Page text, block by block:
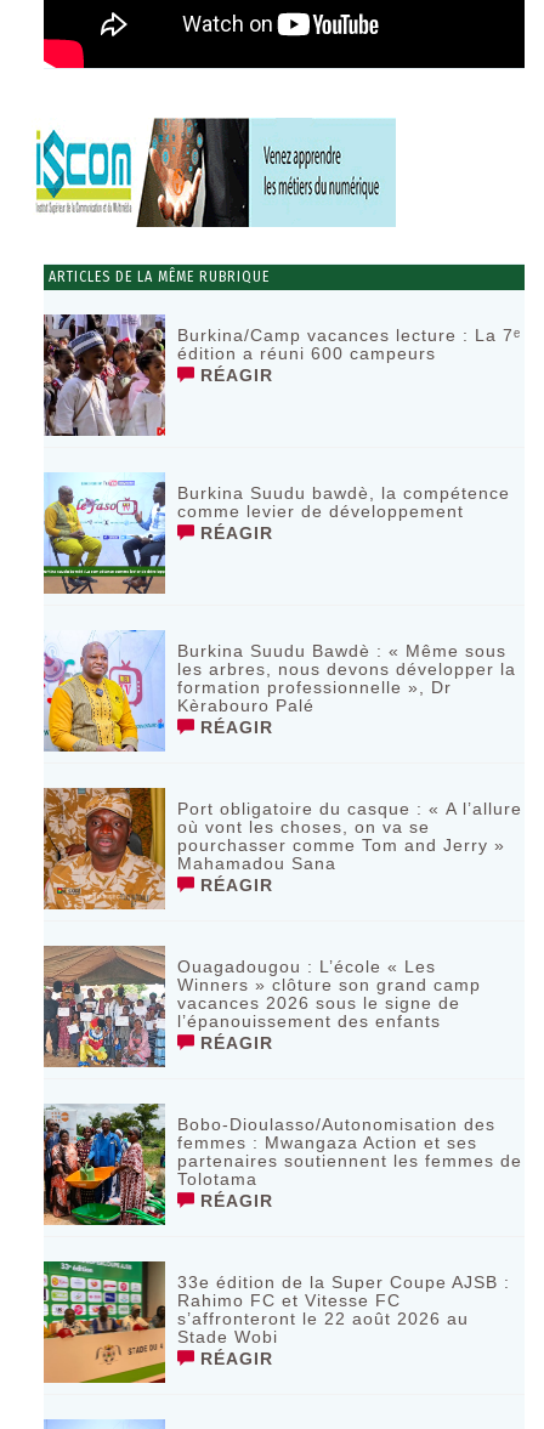
ARTICLES DE LA MÊME RUBRIQUE
Burkina/Camp vacances lecture : La 7ᵉ
édition a réuni 600 campeurs
RÉAGIR
Burkina Suudu bawdè, la compétence
comme levier de développement
RÉAGIR
Burkina Suudu Bawdè : « Même sous
les arbres, nous devons développer la
formation professionnelle », Dr
Kèrabouro Palé
RÉAGIR
Port obligatoire du casque : « A l’allure
où vont les choses, on va se
pourchasser comme Tom and Jerry »
Mahamadou Sana
RÉAGIR
Ouagadougou : L’école « Les
Winners » clôture son grand camp
vacances 2026 sous le signe de
l’épanouissement des enfants
RÉAGIR
Bobo-Dioulasso/Autonomisation des
femmes : Mwangaza Action et ses
partenaires soutiennent les femmes de
Tolotama
RÉAGIR
33e édition de la Super Coupe AJSB :
Rahimo FC et Vitesse FC
s’affronteront le 22 août 2026 au
Stade Wobi
RÉAGIR